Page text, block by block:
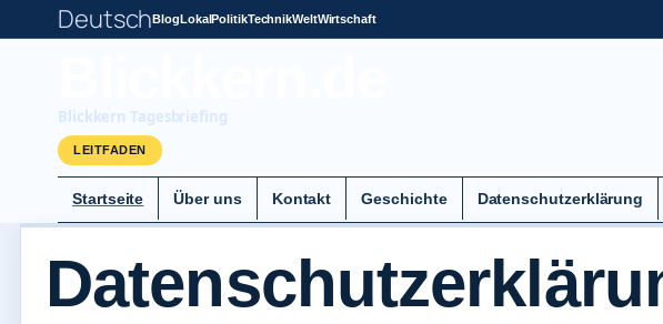
DeutschBlogLokalPolitikTechnikWeltWirtschaft
Blickkern Tagesbriefing
LEITFADEN
Startseite Über uns Kontakt Geschichte Datenschutzerklärung